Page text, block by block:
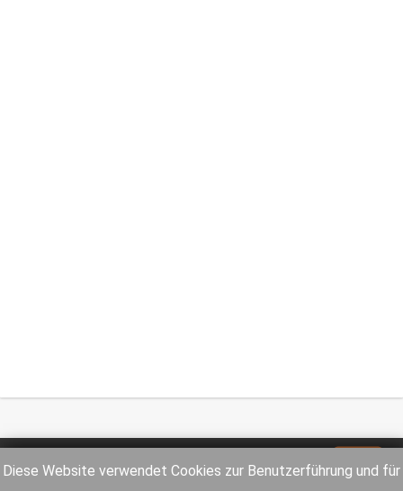
Diese Website verwendet Cookies zur Benutzerführung und für